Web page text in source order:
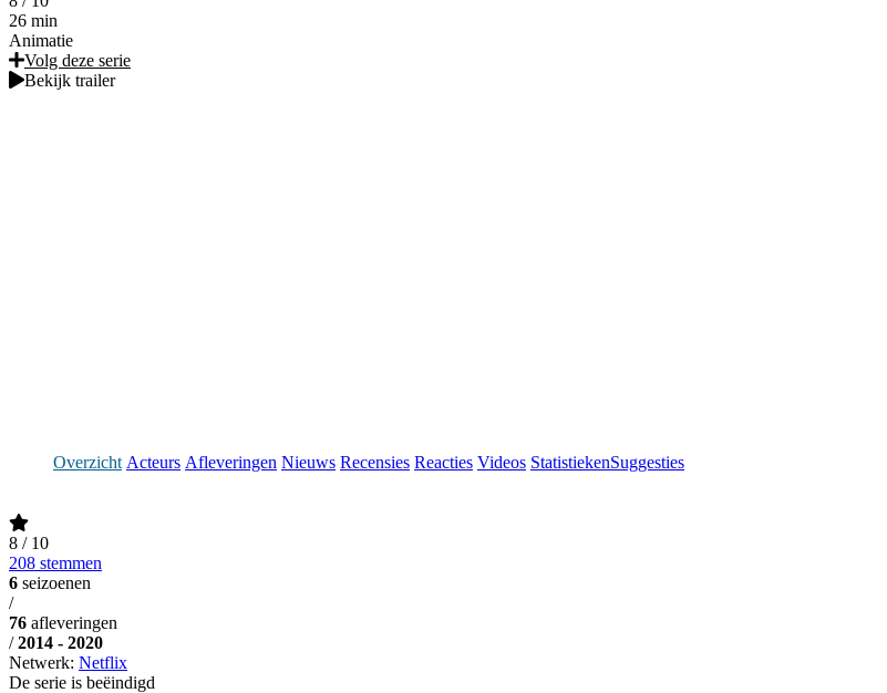
26 min
Animatie
Volg deze serie
Bekijk trailer
Overzicht Acteurs Afleveringen Nieuws Recensies Reacties Videos StatistiekenSuggesties
8 / 10
208 stemmen
6 seizoenen
/
76 afleveringen
/ 2014 - 2020
Netwerk: Netflix
De serie is beëindigd